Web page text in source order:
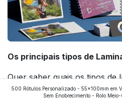
Os principais tipos de
Quer saber quais os tipos de
aplicados nos impressos da
500 Rótulos Personalizado - 55x100mm
Sem Enobrecimento - Rolo